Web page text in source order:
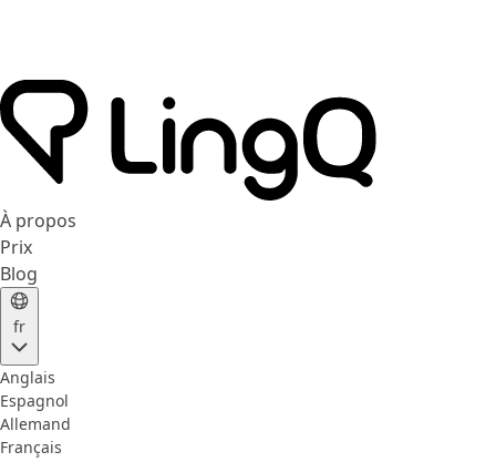
À propos
Prix
Blog
fr
Anglais
Espagnol
Allemand
Français